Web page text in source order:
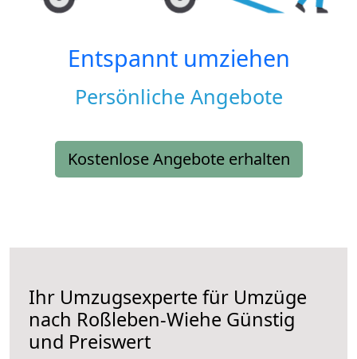
Entspannt umziehen
Persönliche Angebote
Kostenlose Angebote erhalten
Ihr Umzugsexperte für Umzüge
nach Roßleben-Wiehe Günstig
und Preiswert